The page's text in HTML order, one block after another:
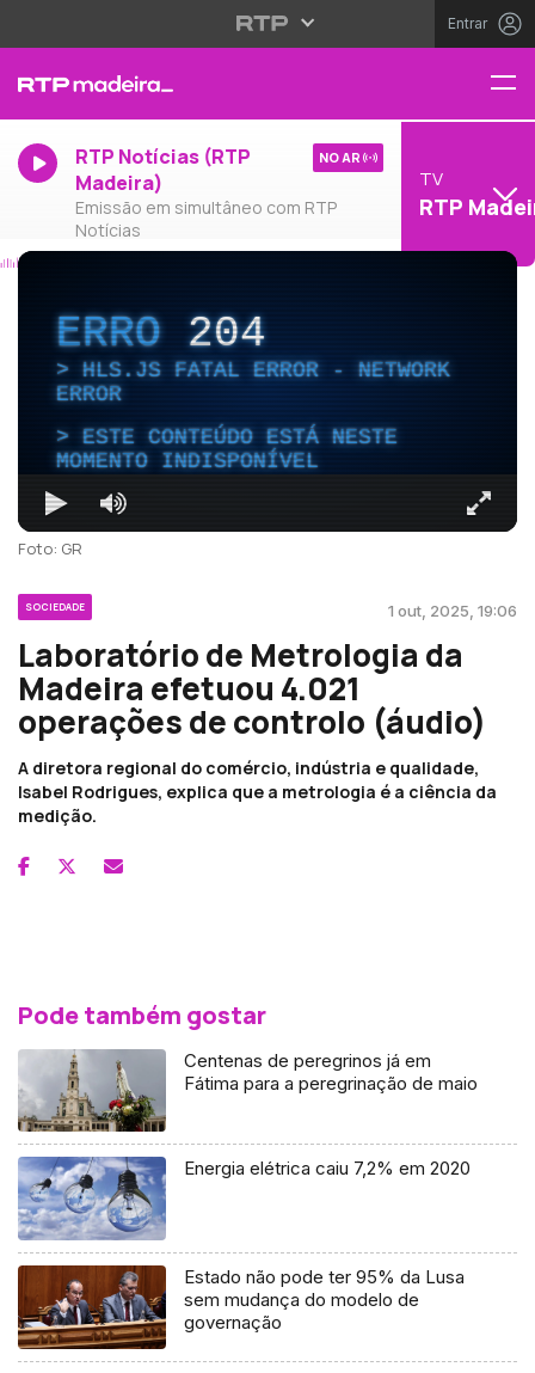
Entrar
RTP Notícias (RTP
Madeira)
Emissão em simultâneo com RTP
Notícias
NO AR
TV
RTP
ERRO204
HLS.JS FATAL ERROR - NETWORK
ERROR
ESTE CONTEÚDO ESTÁ NESTE
MOMENTO INDISPONÍVEL
Foto: GR
SOCIEDADE 1 out, 2025, 19:06
Laboratório de Metrologia da
Madeira efetuou 4.021
operações de controlo (áudio)
A diretora regional do comércio, indústria e qualidade,
Isabel Rodrigues, explica que a metrologia é a ciência da
medição.
Pode também gostar
Centenas de peregrinos já em
Fátima para a peregrinação de maio
Energia elétrica caiu 7,2% em 2020
Estado não pode ter 95% da Lusa
sem mudança do modelo de
governação